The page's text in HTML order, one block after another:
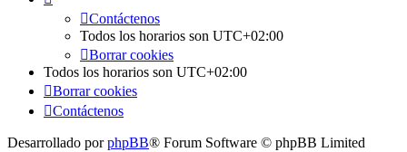
Contáctenos
Todos los horarios son UTC+02:00
Borrar cookies
Todos los horarios son UTC+02:00
Borrar cookies
Contáctenos
Desarrollado porphpBB® Forum Software © phpBB Limited